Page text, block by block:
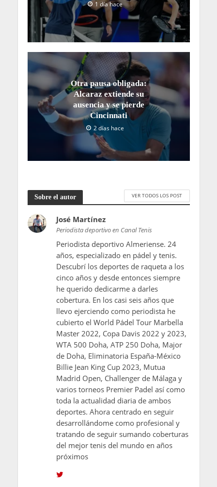
1 día hace
Otra pausa obligada:
Alcaraz extiende su
ausencia y se pierde
Cincinnati
2 días hace
Sobre el autor VER TODOS LOS POST
José Martínez
Periodista deportivo en Canal Tenis
Periodista deportivo Almeriense. 24
años, especializado en pádel y tenis.
Descubrí los deportes de raqueta a los
cinco años y desde entonces siempre
he querido dedicarme a darles
cobertura. En los casi seis años que
llevo ejerciendo como periodista he
cubierto el World Pádel Tour Marbella
Master 2022, Copa Davis 2022 y 2023,
WTA 500 Doha, ATP 250 Doha, Major
de Doha, Eliminatoria España-México
Billie Jean King Cup 2023, Mutua
Madrid Open, Challenger de Málaga y
varios torneos Premier Padel así como
toda la actualidad diaria de ambos
deportes. Ahora centrado en seguir
desarrollándome como profesional y
tratando de seguir sumando coberturas
del mejor tenis del mundo en años
próximos